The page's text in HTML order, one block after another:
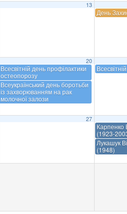
13
День
20
Всесвітній день профілактики
остеопорозу
Всеукраїнський день боротьби
із захворюванням на рак
молочної залози
27
Карпенко
(1923-
Лукашук
(1948)